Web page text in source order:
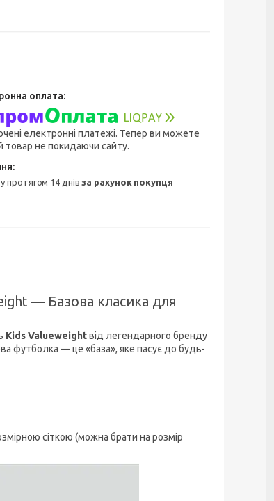
електронні платежі. Тепер ви можете
товар не покидаючи сайту.
протягом 14 днівза рахунок покупця
— Базова класика для
Kids Valueweightвід легендарного бренду
футболка — це «база», яке пасує до будь-
сіткою (можна брати на розмір